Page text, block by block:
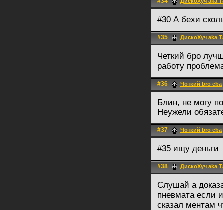
#30 А бехи
#35 ДискоХуч aka
Четкий бро
работу
#36 Чоткий bro eba
Блин, не могу
Неужели
#37 Чоткий bro eba
#35 ищу деньги
#38 ДискоХуч aka
Слушай а
пневмата если
сказал ментам